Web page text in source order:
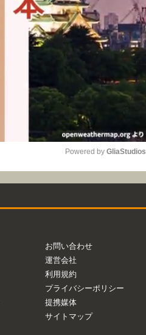
Mute
Powered by GliaStudios
お問い合わせ
運営会社
利用規約
プライバシーポリシー
提携媒体
サイトマップ